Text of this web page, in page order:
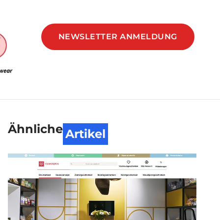
NEWSLETTER ANMELDUNG
ÄhnlicheArtikel